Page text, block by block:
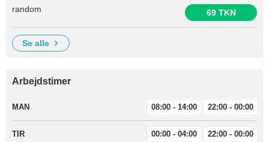
random 69 TKN
se alle
Arbejdstimer
MAN 08:00 - 14:00 22:00 - 00:00
TIR 00:00 - 04:00 22:00 - 00:00